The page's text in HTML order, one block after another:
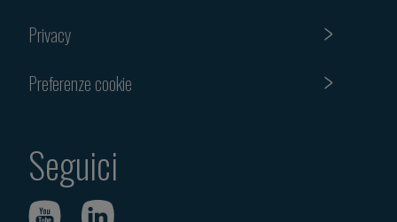
Privacy
Preferenze cookie
Seguici